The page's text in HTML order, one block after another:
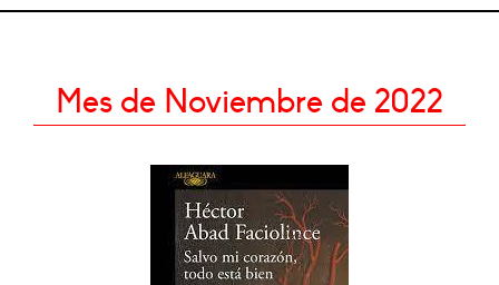
Mes de Noviembre de 2022